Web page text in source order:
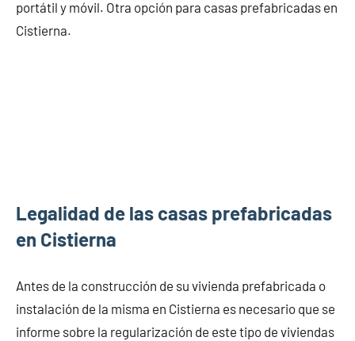
portátil y móvil. Otra opción para casas prefabricadas en
Cistierna.
Legalidad de las casas prefabricadas
en Cistierna
Antes de la construcción de su vivienda prefabricada o
instalación de la misma en Cistierna es necesario que se
informe sobre la regularización de este tipo de viviendas